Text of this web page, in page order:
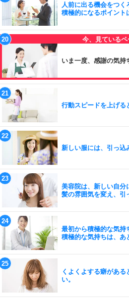
人前に出る機会をつく
積極的になるポイント
いま一度、感謝の気持
行動スピードを上げる
新しい服には、引っ込
美容院は、新しい自分
髪の雰囲気を変え、引
最初から積極的な気持
積極的な気持ちは、あ
くよくよする癖があ
い。